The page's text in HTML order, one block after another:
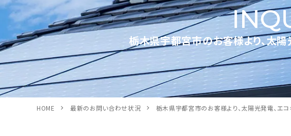
栃木県宇都宮市のお客様より、太
HOME 最新のお問い合わせ状況 栃木県宇都宮市のお客様より、太陽光発電、エ